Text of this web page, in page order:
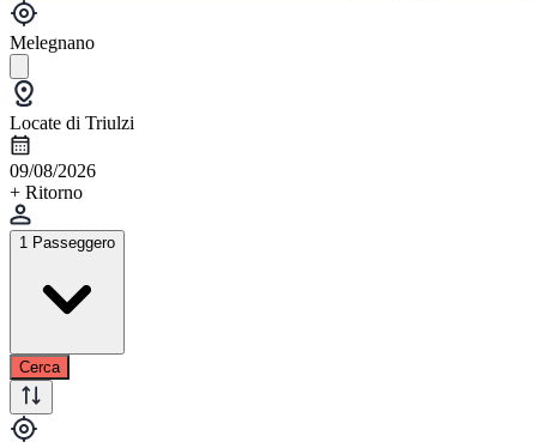
Melegnano
Locate di Triulzi
09/08/2026
+ Ritorno
1 Passeggero
Cerca